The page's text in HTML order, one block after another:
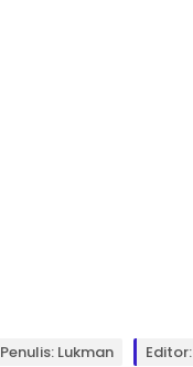
Penulis: Lukman